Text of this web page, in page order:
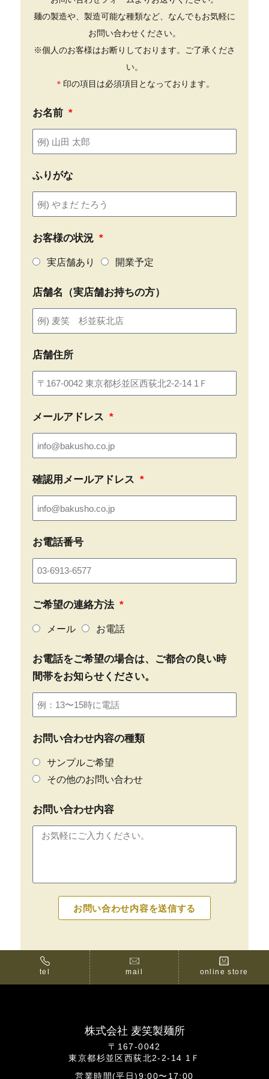
麺の製造や、製造可能な種類など、なんでもお気軽に
お問い合わせください。
※個人のお客様はお断りしております。ご了承くださ
い。
＊ 印の項目は必須項目となっております。
お名前
ふりがな
お客様の状況
実店舗あり 開業予定
店舗名（実店舗お持ちの方）
店舗住所
メールアドレス
確認用メールアドレス
お電話番号
ご希望の連絡方法
メール お電話
お電話をご希望の場合は、ご都合の良い時
間帯をお知らせください。
お問い合わせ内容の種類
サンプルご希望
その他のお問い合わせ
お問い合わせ内容
お問い合わせ内容を送信する
tel mail online store
株式会社 麦笑製麺所
〒167-0042
東京都杉並区西荻北2-2-14 1Ｆ
営業時間(平日)9:00〜17:00